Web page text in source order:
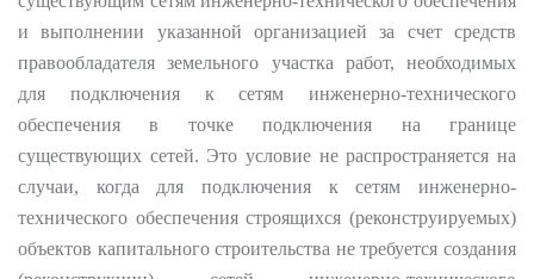
и выполнении указанной организацией за счет средств
правообладателя земельного участка работ, необходимых
для подключения к сетям инженерно-технического
обеспечения в точке подключения на границе
существующих сетей. Это условие не распространяется на
случаи, когда для подключения к сетям инженерно-
технического обеспечения строящихся (реконструируемых)
объектов капитального строительства не требуется создания